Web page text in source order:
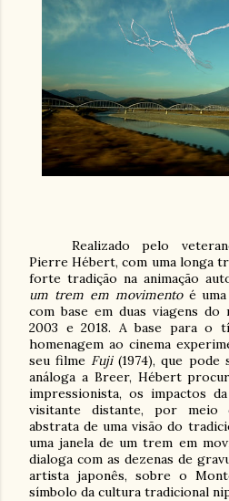
Realizado pelo
Pierre Hébert, com uma longa
forte tradição na animação
um trem em movimentoé uma
com base em duas viagens do
2003 e 2018. A base para o
homenagem ao cinema
seu filme Fuji(1974), que pode
análoga a Breer, Hébert
impressionista, os impactos
visitante distante, por meio
abstrata de uma visão do
uma janela de um trem em
dialoga com as dezenas de
artista japonês, sobre o
símbolo da cultura tradicional